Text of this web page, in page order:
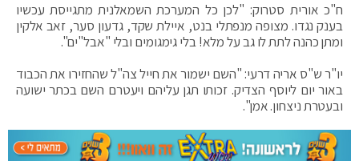
ח"כ אורית סטרוק: "לכן כל המערכת השמאלנית מתגייסת עכשיו
בענק נגדו. מצופה מנפתלי ‎בנט, איילת שקד,‎ גדעון ‎סער, זאב ‎אלקין
ומתן ‎כהנה לתת לו גב על מלא! בלי גימגומים ובלי "אבל"ים".
יו"ר ש"ס אריה דרעי: "השם ישמור את חייל צה"ל שהחזירו את הכבוד
באור יום ליוסף הצדיק. זכותו תגן עליהם ויעטרם השם בכתר ישועה
ובעטרת ניצחון. אמן".